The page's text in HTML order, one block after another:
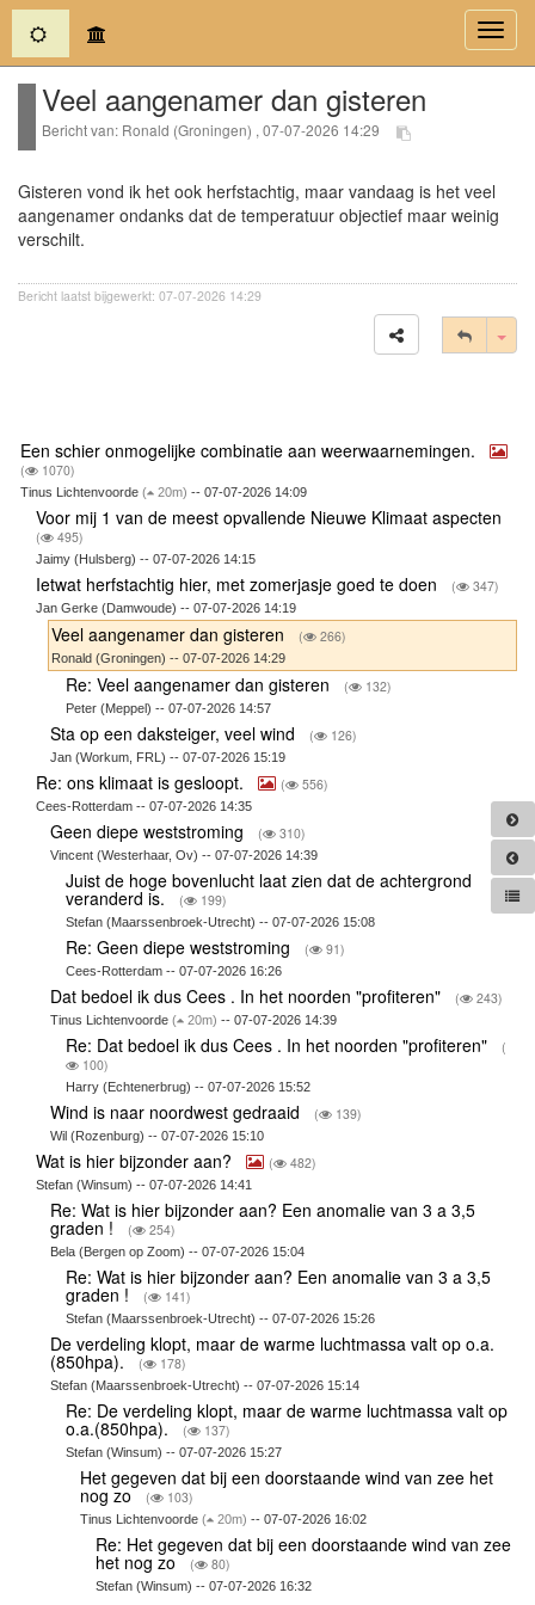
(current)
Veel aangenamer dan gisteren
Bericht van: Ronald (Groningen) , 07-07-2026 14:29
Gisteren vond ik het ook herfstachtig, maar vandaag is het veel
aangenamer ondanks dat de temperatuur objectief maar weinig
verschilt.
Bericht laatst bijgewerkt: 07-07-2026 14:29
Een schier onmogelijke combinatie aan weerwaarnemingen.
( 1070)
Tinus Lichtenvoorde ( 20m) -- 07-07-2026 14:09
Voor mij 1 van de meest opvallende Nieuwe Klimaat aspecten
( 495)
Jaimy (Hulsberg) -- 07-07-2026 14:15
Ietwat herfstachtig hier, met zomerjasje goed te doen ( 347)
Jan Gerke (Damwoude) -- 07-07-2026 14:19
Veel aangenamer dan gisteren ( 266)
Ronald (Groningen) -- 07-07-2026 14:29
Re: Veel aangenamer dan gisteren ( 132)
Peter (Meppel) -- 07-07-2026 14:57
Sta op een daksteiger, veel wind ( 126)
Jan (Workum, FRL) -- 07-07-2026 15:19
Re: ons klimaat is gesloopt. ( 556)
Cees-Rotterdam -- 07-07-2026 14:35
Geen diepe weststroming ( 310)
Vincent (Westerhaar, Ov) -- 07-07-2026 14:39
Juist de hoge bovenlucht laat zien dat de achtergrond
veranderd is. ( 199)
Stefan (Maarssenbroek-Utrecht) -- 07-07-2026 15:08
Re: Geen diepe weststroming ( 91)
Cees-Rotterdam -- 07-07-2026 16:26
Dat bedoel ik dus Cees . In het noorden "profiteren" ( 243)
Tinus Lichtenvoorde( 20m) -- 07-07-2026 14:39
Re: Dat bedoel ik dus Cees . In het noorden "profiteren"
(
100)
Harry (Echtenerbrug) -- 07-07-2026 15:52
Wind is naar noordwest gedraaid ( 139)
Wil (Rozenburg) -- 07-07-2026 15:10
Wat is hier bijzonder aan? ( 482)
Stefan (Winsum) -- 07-07-2026 14:41
Re: Wat is hier bijzonder aan? Een anomalie van 3 a 3,5
graden ! ( 254)
Bela (Bergen op Zoom) -- 07-07-2026 15:04
Re: Wat is hier bijzonder aan? Een anomalie van 3 a 3,5
graden ! ( 141)
Stefan (Maarssenbroek-Utrecht) -- 07-07-2026 15:26
De verdeling klopt, maar de warme luchtmassa valt op o.a.
(850hpa). ( 178)
Stefan (Maarssenbroek-Utrecht) -- 07-07-2026 15:14
Re: De verdeling klopt, maar de warme luchtmassa valt op
o.a.(850hpa). ( 137)
Stefan (Winsum) -- 07-07-2026 15:27
Het gegeven dat bij een doorstaande wind van zee het
nog zo ( 103)
Tinus Lichtenvoorde( 20m) -- 07-07-2026 16:02
Re: Het gegeven dat bij een doorstaande wind van zee
het nog zo ( 80)
Stefan (Winsum) -- 07-07-2026 16:32